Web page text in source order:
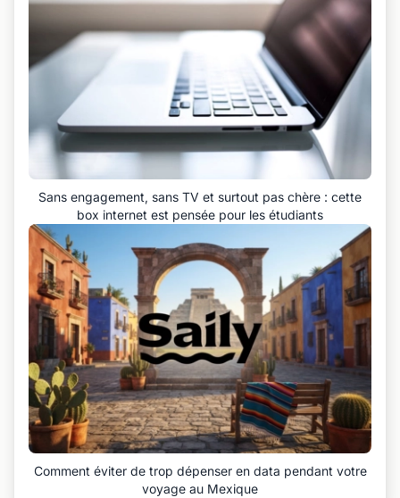
Sans engagement, sans TV et surtout pas chère : cette
box internet est pensée pour les étudiants
Comment éviter de trop dépenser en data pendant votre
voyage au Mexique